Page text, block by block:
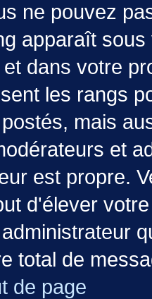
ne pouvez
apparaît
dans votre
les rangs
mais
et
est propre.
d'élever
total de
de page